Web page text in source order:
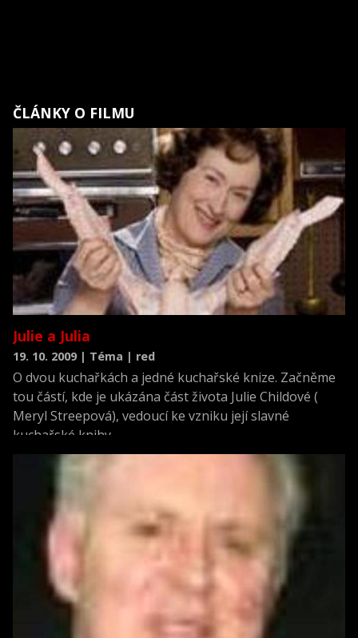
ČLÁNKY O FILMU
Julie a Julia
19. 10. 2009 | Téma | red
O dvou kuchařkách a jedné kuchařské knize. Začněme
tou částí, kde je ukázána část života Julie Childové (
Meryl Streepová), vedoucí ke vzniku její slavné
kuchařské knihy